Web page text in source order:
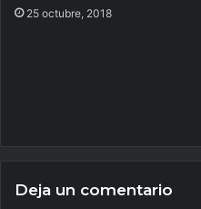
25 octubre, 2018
Deja un comentario